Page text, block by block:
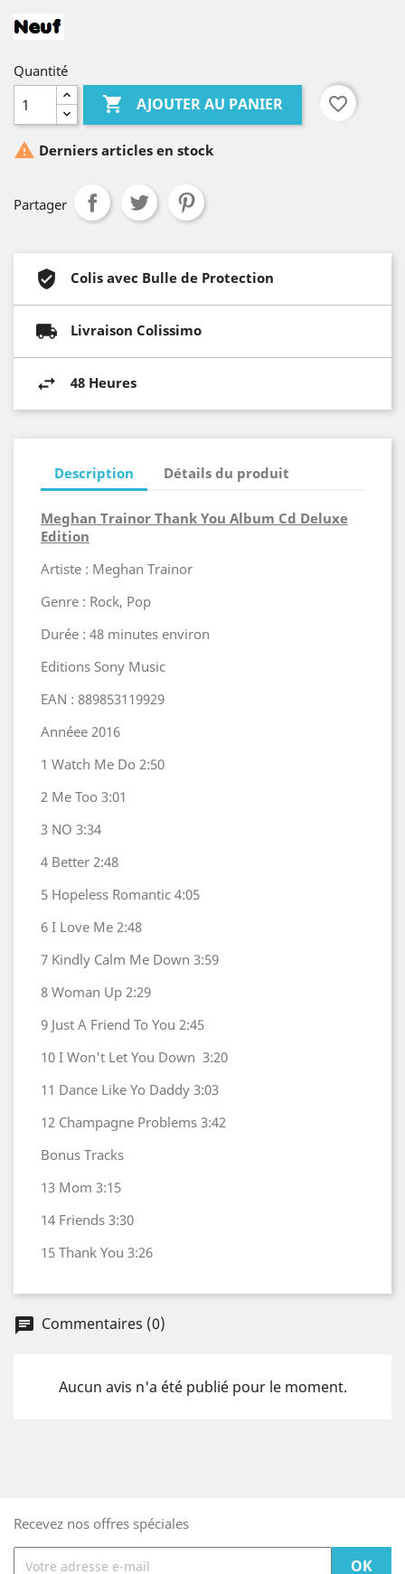
Quantité
 AJOUTER AU PANIER favorite_border
 Derniers articles en stock
Partager
Colis avec Bulle de Protection
Livraison Colissimo
48 Heures
Description Détails du produit
Meghan Trainor Thank You Album Cd Deluxe
Edition
Artiste : Meghan Trainor
Genre : Rock, Pop
Durée : 48 minutes environ
Editions Sony Music
EAN : 889853119929
Annéee 2016
1 Watch Me Do 2:50
2 Me Too 3:01
3 NO 3:34
4 Better 2:48
5 Hopeless Romantic 4:05
6 I Love Me 2:48
7 Kindly Calm Me Down 3:59
8 Woman Up 2:29
9 Just A Friend To You 2:45
10 I Won't Let You Down 3:20
11 Dance Like Yo Daddy 3:03
12 Champagne Problems 3:42
Bonus Tracks
13 Mom 3:15
14 Friends 3:30
15 Thank You 3:26
Commentaires (0)
Aucun avis n'a été publié pour le moment.
Recevez nos offres spéciales